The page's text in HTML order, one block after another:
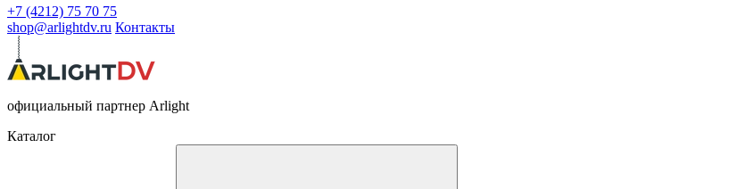
+7 (4212) 75 70 75
shop@arlightdv.ru Контакты
официальный партнер Arlight
Каталог